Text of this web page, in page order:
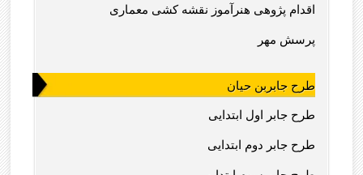
اقدام پژوهی هنرآموز نقشه کشی معماری
پرسش مهر
طرح جابربن حیان
طرح جابر اول ابتدایی
طرح جابر دوم ابتدایی